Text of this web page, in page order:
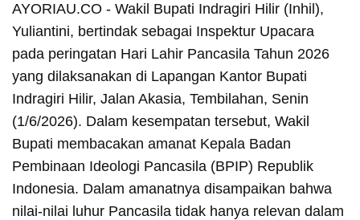
AYORIAU.CO - Wakil Bupati Indragiri Hilir (Inhil),
Yuliantini, bertindak sebagai Inspektur Upacara
pada peringatan Hari Lahir Pancasila Tahun 2026
yang dilaksanakan di Lapangan Kantor Bupati
Indragiri Hilir, Jalan Akasia, Tembilahan, Senin
(1/6/2026). Dalam kesempatan tersebut, Wakil
Bupati membacakan amanat Kepala Badan
Pembinaan Ideologi Pancasila (BPIP) Republik
Indonesia. Dalam amanatnya disampaikan bahwa
nilai-nilai luhur Pancasila tidak hanya relevan dalam